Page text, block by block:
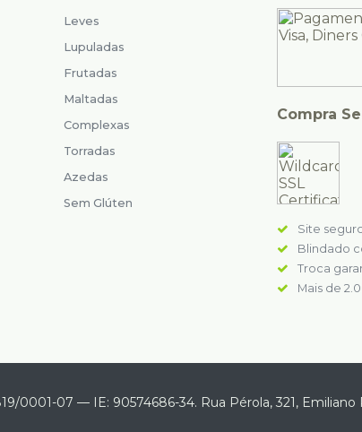
Leves
Lupuladas
Frutadas
Maltadas
Complexas
Torradas
Azedas
Sem Glúten
Compra
Site
Blindado
Troca
Mais de
0001-07 — IE: 90574686-34. Rua Pérola, 321, Emiliano